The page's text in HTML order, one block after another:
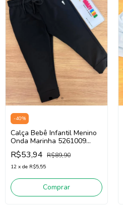
-40%
Calça Bebê Infantil Menino
Onda Marinha 5261009
(Preto)
R$53,94 R$89,90
12 x de R$5,55
Comprar